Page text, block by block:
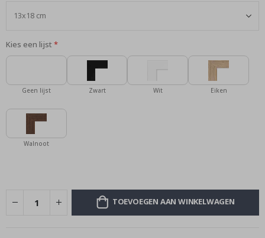
Kies een lijst
Geen lijst Zwart Wit Eiken
Walnoot
TOEVOEGEN AAN WINKELWAGEN